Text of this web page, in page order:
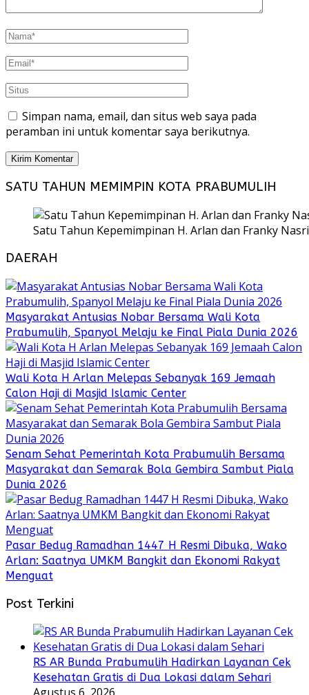
Simpan nama, email, dan situs web saya pada
peramban ini untuk komentar saya berikutnya.
SATU TAHUN MEMIMPIN KOTA PRABUMULIH
Satu Tahun Kepemimpinan H. Arlan dan Franky
DAERAH
Masyarakat Antusias Nobar Bersama Wali Kota
Prabumulih, Spanyol Melaju ke Final Piala Dunia 2026
Wali Kota H Arlan Melepas Sebanyak 169 Jemaah
Calon Haji di Masjid Islamic Center
Senam Sehat Pemerintah Kota Prabumulih Bersama
Masyarakat dan Semarak Bola Gembira Sambut Piala
Dunia 2026
Pasar Bedug Ramadhan 1447 H Resmi Dibuka, Wako
Arlan: Saatnya UMKM Bangkit dan Ekonomi Rakyat
Menguat
Post Terkini
RS AR Bunda Prabumulih Hadirkan Layanan Cek
Kesehatan Gratis di Dua Lokasi dalam Sehari